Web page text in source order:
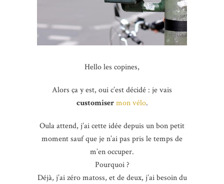
Hello les copines,
Alors ça y est, oui c’est décidé : je vais
customisermon vélo.
Oula attend, j’ai cette idée depuis un bon petit
moment sauf que je n’ai pas pris le temps de
m’en occuper.
Pourquoi ?
Déjà, j’ai zéro matoss, et de deux, j’ai besoin du